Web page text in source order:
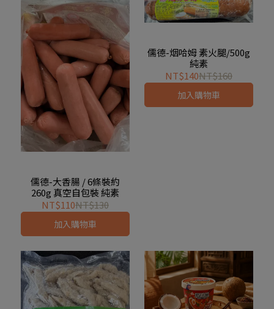
儒德-大香腸 / 6條裝約
260g 真空自包裝 純素
NT$110NT$130
加入購物車
儒德-烟哈姆 素火腿/500g
純素
NT$140NT$160
加入購物車